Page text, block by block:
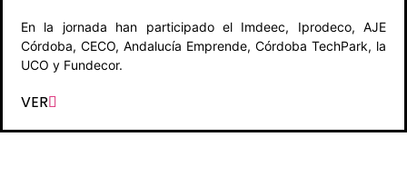
En la jornada han participado el Imdeec, Iprodeco, AJE
Córdoba, CECO, Andalucía Emprende, Córdoba TechPark, la
UCO y Fundecor.
VER